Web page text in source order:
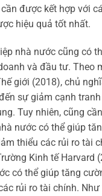
được kết hợp với
hiệu quả tốt nhất.
nhà nước cũng có
và đầu tư. Theo
giới (2018), chủ
sự giảm cạnh
Tuy nhiên, cũng
nước có thể giúp
thiểu các rủi ro tài
Kinh tế Harvard
có thể giúp tăng
rủi ro tài chính. Như